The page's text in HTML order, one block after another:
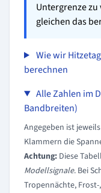
Untergrenze
gleichen das
Wie wir
berechnen
Alle Zahlen im
Bandbreiten)
Angegeben ist
Klammern die
Achtung: Diese
Modellsignale. Bei
Tropennächte,